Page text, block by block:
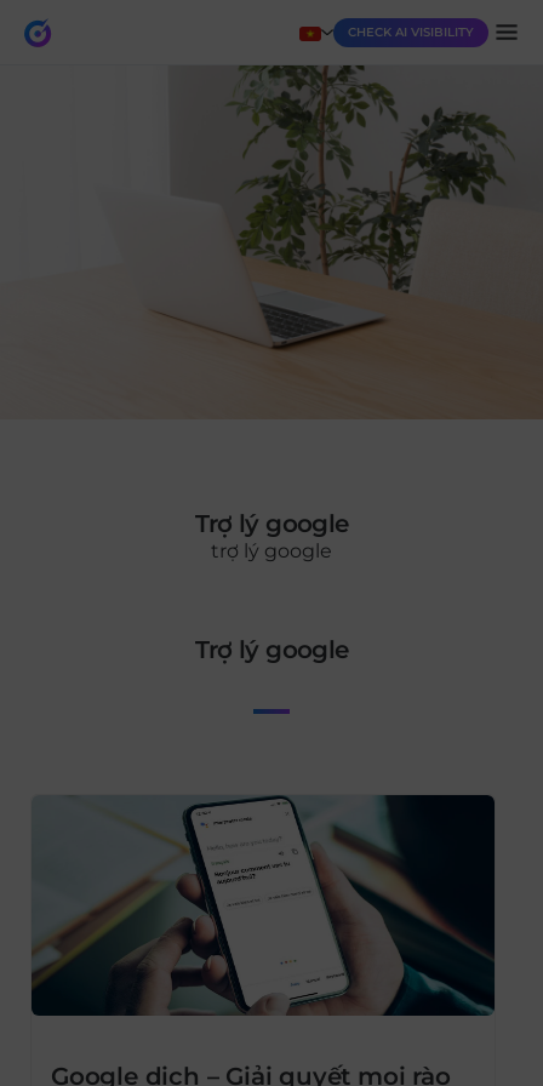
CHECK AI VISIBILITY
trợ lý google
trợ lý google
trợ lý google
Google dịch – Giải quyết mọi rào